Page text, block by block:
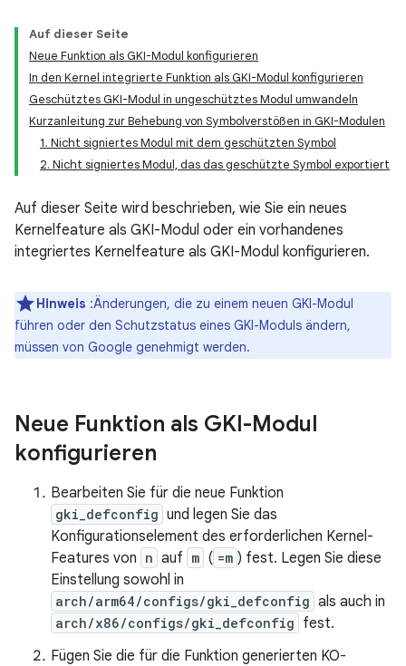
Auf dieser Seite
Neue Funktion als GKI-Modul konfigurieren
In den Kernel integrierte Funktion als GKI-Modul konfigurieren
Geschütztes GKI-Modul in ungeschütztes Modul umwandeln
Kurzanleitung zur Behebung von Symbolverstößen in GKI-Modulen
1. Nicht signiertes Modul mit dem geschützten Symbol
2. Nicht signiertes Modul, das das geschützte Symbol exportiert
Auf dieser Seite wird beschrieben, wie Sie ein neues
Kernelfeature als GKI-Modul oder ein vorhandenes
integriertes Kernelfeature als GKI-Modul konfigurieren.
Hinweis :Änderungen, die zu einem neuen GKI-Modul
führen oder den Schutzstatus eines GKI-Moduls ändern,
müssen von Google genehmigt werden.
Neue Funktion als GKI-Modul
konfigurieren
Bearbeiten Sie für die neue Funktion
gki_defconfig und legen Sie das
Konfigurationselement des erforderlichen Kernel-
Features von n auf m ( =m ) fest. Legen Sie diese
Einstellung sowohl in
arch/arm64/configs/gki_defconfig als auch in
arch/x86/configs/gki_defconfig fest.
Fügen Sie die für die Funktion generierten KO-